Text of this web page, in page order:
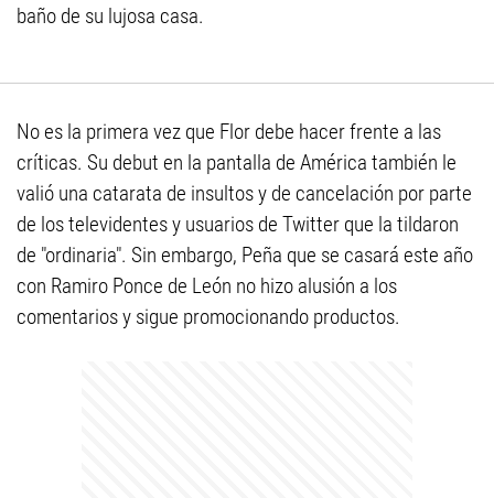
baño de su lujosa casa.
No es la primera vez que Flor debe hacer frente a las
críticas. Su debut en la pantalla de América también le
valió una catarata de insultos y de cancelación por parte
de los televidentes y usuarios de Twitter que la tildaron
de "ordinaria". Sin embargo, Peña que se casará este año
con Ramiro Ponce de León no hizo alusión a los
comentarios y sigue promocionando productos.